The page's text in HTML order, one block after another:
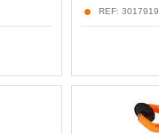
REF: 3017919